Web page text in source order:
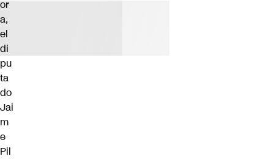
or
a,
el
di
pu
ta
do
Jai
m
e
Pil